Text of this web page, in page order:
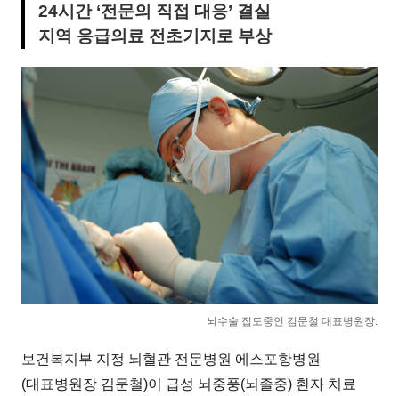
24시간 ‘전문의 직접 대응’ 결실
지역 응급의료 전초기지로 부상
뇌수술 집도중인 김문철 대표병원장.
보건복지부 지정 뇌혈관 전문병원 에스포항병원
(대표병원장 김문철)이 급성 뇌중풍(뇌졸중) 환자 치료